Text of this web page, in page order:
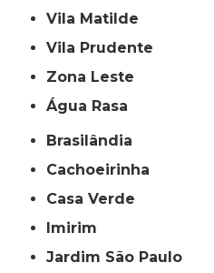
Vila Matilde
Vila Prudente
Zona Leste
Água Rasa
Brasilândia
Cachoeirinha
Casa Verde
Imirim
Jardim São Paulo